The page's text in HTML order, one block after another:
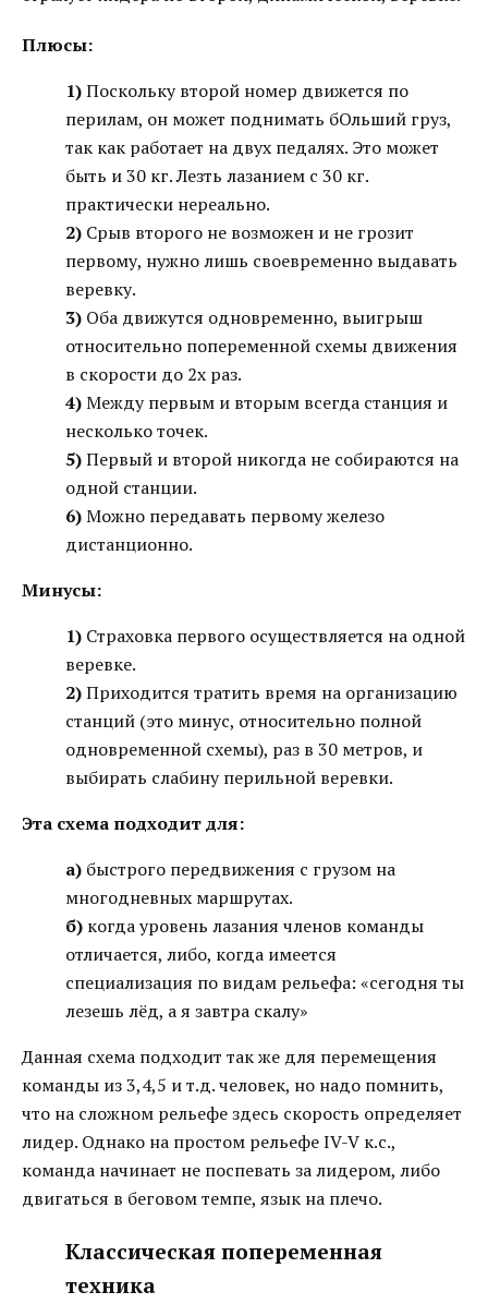
Плюсы:
1)Поскольку второй номер движется по
перилам, он может поднимать бОльший груз,
так как работает на двух педалях. Это может
быть и 30 кг. Лезть лазанием с 30 кг.
практически нереально.
2) Срыв второго не возможен и не грозит
первому, нужно лишь своевременно выдавать
веревку.
3) Оба движутся одновременно, выигрыш
относительно попеременной схемы движения
в скорости до 2х раз.
4)Между первым и вторым всегда станция и
несколько точек.
5)Первый и второй никогда не собираются на
одной станции.
6)Можно передавать первому железо
дистанционно.
Минусы:
1) Страховка первого осуществляется на одной
веревке.
2)Приходится тратить время на организацию
станций (это минус, относительно полной
одновременной схемы), раз в 30 метров, и
выбирать слабину перильной веревки.
Эта схема подходит для:
а) быстрого передвижения с грузом на
многодневных маршрутах.
б) когда уровень лазания членов команды
отличается, либо, когда имеется
специализация по видам рельефа: «сегодня ты
лезешь лёд, а я завтра скалу»
Данная схема подходит так же для перемещения
команды из 3,4,5 и т.д. человек, но надо помнить,
что на сложном рельефе здесь скорость определяет
лидер. Однако на простом рельефе IV-V к.с.,
команда начинает не поспевать за лидером, либо
двигаться в беговом темпе, язык на плечо.
Классическая попеременная
техника